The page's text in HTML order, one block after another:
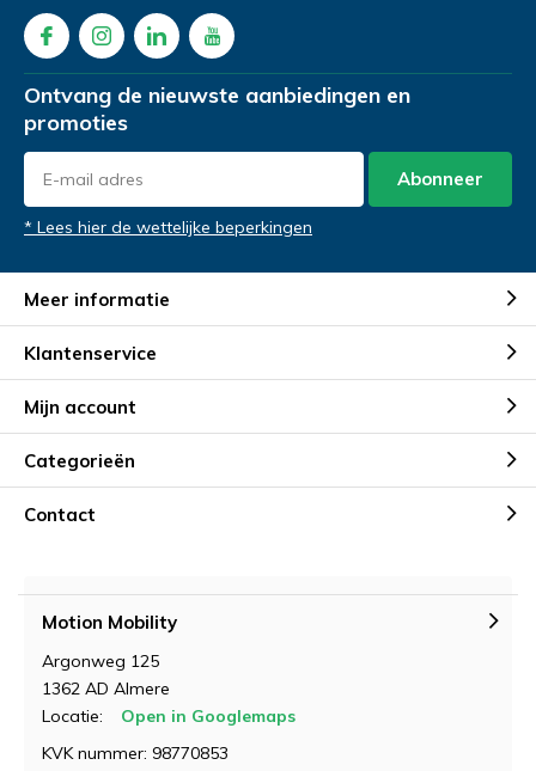
Ontvang de nieuwste aanbiedingen en
promoties
Abonneer
* Lees hier de wettelijke beperkingen
Meer informatie
Klantenservice
Mijn account
Categorieën
Contact
Motion Mobility
Argonweg 125
1362 AD Almere
Locatie:
Open in Googlemaps
KVK nummer: 98770853